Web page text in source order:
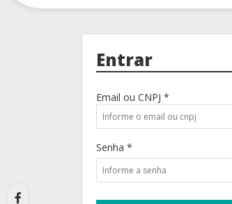
Entrar
Email ou CNPJ *
Senha *